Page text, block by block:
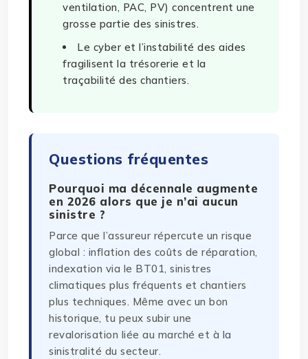
ventilation, PAC, PV) concentrent une
grosse partie des sinistres.
Le cyber et l’instabilité des aides
fragilisent la trésorerie et la
traçabilité des chantiers.
Questions fréquentes
Pourquoi ma décennale augmente
en 2026 alors que je n’ai aucun
sinistre ?
Parce que l’assureur répercute un risque
global : inflation des coûts de réparation,
indexation via le BT01, sinistres
climatiques plus fréquents et chantiers
plus techniques. Même avec un bon
historique, tu peux subir une
revalorisation liée au marché et à la
sinistralité du secteur.